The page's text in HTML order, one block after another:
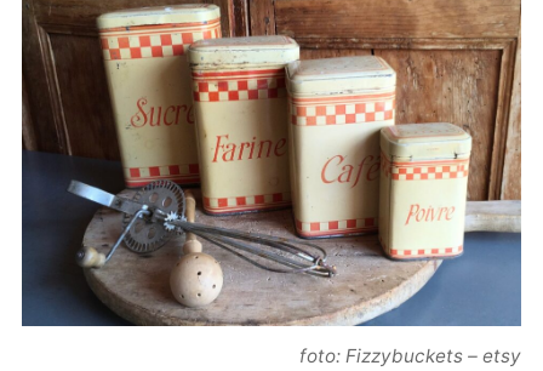
foto: Fizzybuckets – etsy